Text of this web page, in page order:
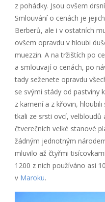
z pohádky. Jsou ovšem
Smlouvání o cenách je
Berberů, ale i v ostatních
ovšem opravdu v hloubi
muezzin. A na tržištích po
a smlouvají o cenách, po
tady seženete opravdu
se svými stády od pastviny
z kamení a z křovin, hloubili
tkali ze srsti ovcí,
čtverečních velké stanové
žádným jednotným
mluvilo až čtyřmi
1200 z nich používáno asi
v Maroku.